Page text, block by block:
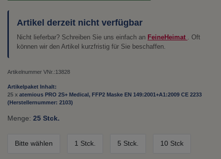
Artikel derzeit nicht verfügbar
Nicht lieferbar? Schreiben Sie uns einfach an FeineHeimat
. Oft
können wir den Artikel kurzfristig für Sie beschaffen.
Artikelnummer VNr.:13828
Artikelpaket Inhalt:
25 x atemious PRO 2S+ Medical, FFP2 Maske EN 149:2001+A1:2009 CE 2233
(Herstellernummer: 2103)
Menge: 25 Stck.
Bitte wählen 1 Stck. 5 Stck. 10 Stck